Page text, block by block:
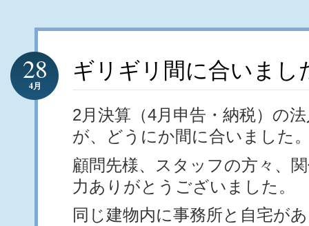
ギリギリ間に合いまし
28
4月
2月決算（4月申告・納税）の
が、どうにか間に合いました
顧問先様、スタッフの方々、
力ありがとうございました。
同じ建物内に事務所と自宅が